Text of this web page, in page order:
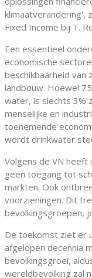
klimaatverandering',
Fixed Income bij T.
Een essentieel
economische
beschikbaarheid
landbouw. Hoewel
water, is slechts 3%
menselijke en
toenemende
wordt drinkwater
Volgens de VN heeft
geen toegang tot
markten. Ook
voorzieningen. Dit
bevolkingsgroepen,
De toekomst ziet er
afgelopen decennia
bevolkingsgroei,
wereldbevolking zal